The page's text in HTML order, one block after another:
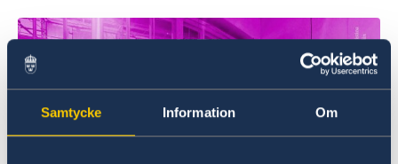
Samtycke Information Om